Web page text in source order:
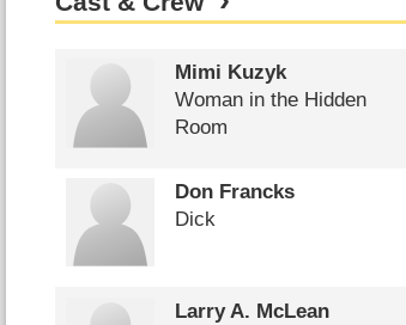
Mimi Kuzyk
Woman in the Hidden
Room
Don Francks
Dick
Larry A. McLean